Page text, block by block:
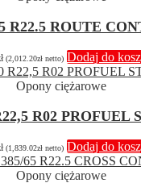
R22.5 ROUTE
(2,012.20zł netto) Dodaj do
Opony ciężarowe
R02 PROFUEL
(1,839.02zł netto) Dodaj do
Opony ciężarowe